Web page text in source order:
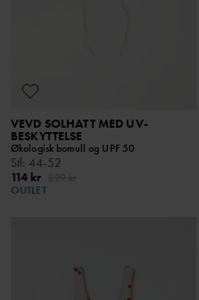
VEVD SOLHATT MED UV-
BESKYTTELSE
Økologisk bomull og UPF 50
Stl: 44-52
114 kr
OUTLET